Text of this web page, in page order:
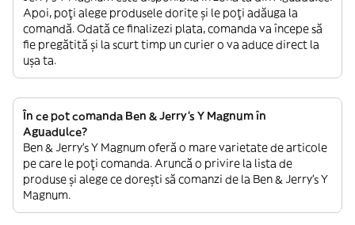
Apoi, poți alege produsele dorite și le poți adăuga la
comandă. Odată ce finalizezi plata, comanda va începe să
fie pregătită și la scurt timp un curier o va aduce direct la
ușa ta.
În ce pot comanda Ben & Jerry's Y Magnum în
Aguadulce?
Ben & Jerry's Y Magnum oferă o mare varietate de articole
pe care le poți comanda. Aruncă o privire la lista de
produse și alege ce dorești să comanzi de la Ben & Jerry's Y
Magnum.